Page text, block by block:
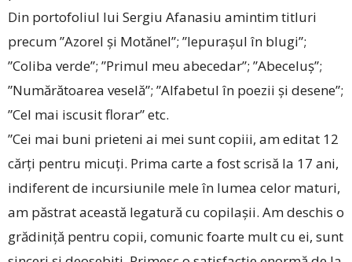
Din portofoliul lui Sergiu Afanasiu amintim titluri
precum ”Azorel și Motănel”; ”Iepurașul în blugi”;
”Coliba verde”; ”Primul meu abecedar”; ”Abeceluș”;
”Numărătoarea veselă”; ”Alfabetul în poezii și desene”;
”Cel mai iscusit florar” etc.
”Cei mai buni prieteni ai mei sunt copiii, am editat 12
cărți pentru micuți. Prima carte a fost scrisă la 17 ani,
indiferent de incursiunile mele în lumea celor maturi,
am păstrat această legatură cu copilașii. Am deschis o
grădiniță pentru copii, comunic foarte mult cu ei, sunt